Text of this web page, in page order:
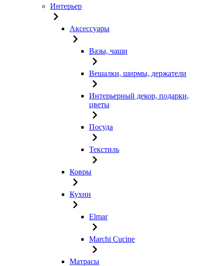
Интерьер
Аксессуары
Вазы, чаши
Вешалки, ширмы, держатели
Интерьерный декор, подарки,
цветы
Посуда
Текстиль
Ковры
Кухни
Elmar
Marchi Cucine
Матрасы